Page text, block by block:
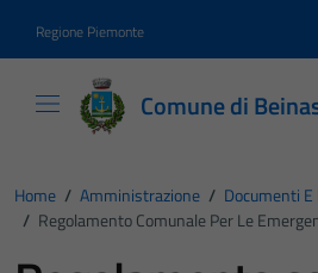
Regione Piemonte
Comune di
Home / Amministrazione / Documenti E
/ Regolamento Comunale Per Le